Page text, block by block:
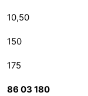
10,50
150
175
86 03 180